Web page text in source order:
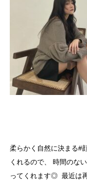
柔らかく自然に決まる#
くれるので、 時間のな
ってくれます◎ 最近は